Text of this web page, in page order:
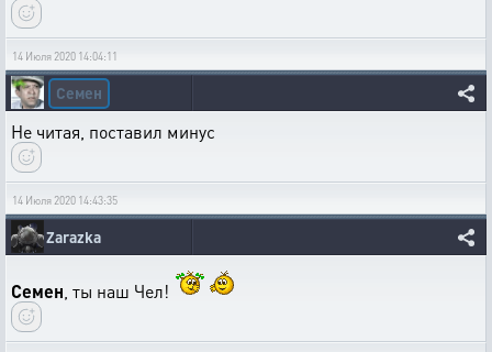
14 Июля 2020 14:04:11
Семен
Не читая, поставил минус
14 Июля 2020 14:43:35
Zarazka
Семен , ты наш Чел!